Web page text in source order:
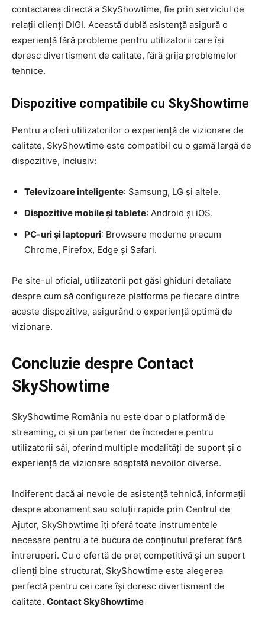
contactarea directă a SkyShowtime, fie prin serviciul de
relații clienți DIGI. Această dublă asistență asigură o
experiență fără probleme pentru utilizatorii care își
doresc divertisment de calitate, fără grija problemelor
tehnice.
Dispozitive compatibile cu SkyShowtime
Pentru a oferi utilizatorilor o experiență de vizionare de
calitate, SkyShowtime este compatibil cu o gamă largă de
dispozitive, inclusiv:
Televizoare inteligente: Samsung, LG și altele.
Dispozitive mobile și tablete: Android și iOS.
PC-uri și laptopuri: Browsere moderne precum
Chrome, Firefox, Edge și Safari.
Pe site-ul oficial, utilizatorii pot găsi ghiduri detaliate
despre cum să configureze platforma pe fiecare dintre
aceste dispozitive, asigurând o experiență optimă de
vizionare.
Concluzie despre Contact
SkyShowtime
SkyShowtime România nu este doar o platformă de
streaming, ci și un partener de încredere pentru
utilizatorii săi, oferind multiple modalități de suport și o
experiență de vizionare adaptată nevoilor diverse.
Indiferent dacă ai nevoie de asistență tehnică, informații
despre abonament sau soluții rapide prin Centrul de
Ajutor, SkyShowtime îți oferă toate instrumentele
necesare pentru a te bucura de conținutul preferat fără
întreruperi. Cu o ofertă de preț competitivă și un suport
clienți bine structurat, SkyShowtime este alegerea
perfectă pentru cei care își doresc divertisment de
calitate. Contact SkyShowtime